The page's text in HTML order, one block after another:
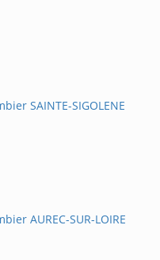
SAINTE-SIGOLENE
AUREC-SUR-LOIRE